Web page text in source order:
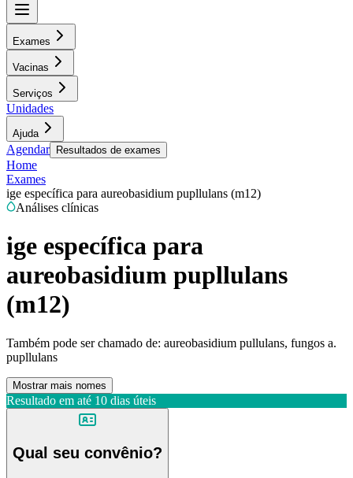
Exames
Vacinas
Serviços
Unidades
Ajuda
Agendar Resultados de exames
Home
Exames
ige específica para aureobasidium pupllulans (m12)
Análises clínicas
ige específica para
aureobasidium pupllulans
(m12)
Também pode ser chamado de: aureobasidium pullulans, fungos a.
pupllulans
Mostrar mais nomes
Resultado em até 10 dias úteis
Qual seu convênio?